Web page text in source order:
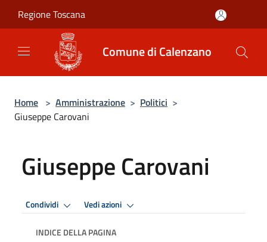
Regione Toscana
Comune di Calenzano
Home > Amministrazione > Politici >
Giuseppe Carovani
Giuseppe Carovani
Condividi Vedi azioni
INDICE DELLA PAGINA